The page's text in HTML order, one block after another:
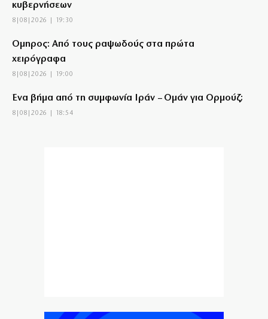
κυβερνήσεων
8|08|2026 | 19:30
Όμηρος: Από τους ραψωδούς στα πρώτα
χειρόγραφα
8|08|2026 | 19:00
Ένα βήμα από τη συμφωνία Ιράν – Ομάν για Ορμούζ;
8|08|2026 | 18:54